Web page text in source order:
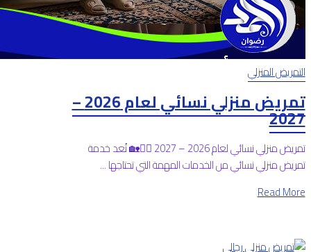
التمريض المنزلي
تمريض منزلي نسائي لعام 2026 –
2027
تمريض منزلي نسائي لعام 2026 – 2027 👩‍⚕️🏡 تُعد خدمة
تمريض منزلي نسائي من الخدمات المهمة التي تحتاجها ...
Read More